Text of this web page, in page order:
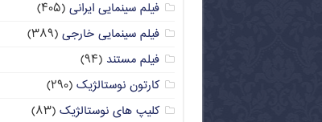
فیلم سینمایی ایرانی (۴۰۵)
فیلم سینمایی خارجی (۳۸۹)
فیلم مستند (۹۴)
کارتون نوستالژیک (۲۹۰)
کلیپ های نوستالژیک (۸۳)